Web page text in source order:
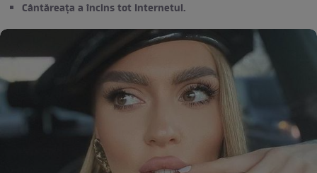
Cântăreața a încins tot Internetul.